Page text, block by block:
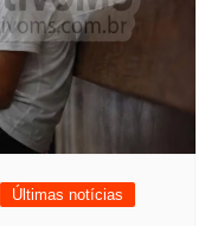
Últimas notícias